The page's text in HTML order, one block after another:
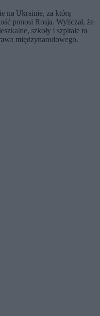
na Ukrainie, za którą –
ponosi Rosja. Wyliczał, że
szkoły i szpitale to
międzynarodowego.